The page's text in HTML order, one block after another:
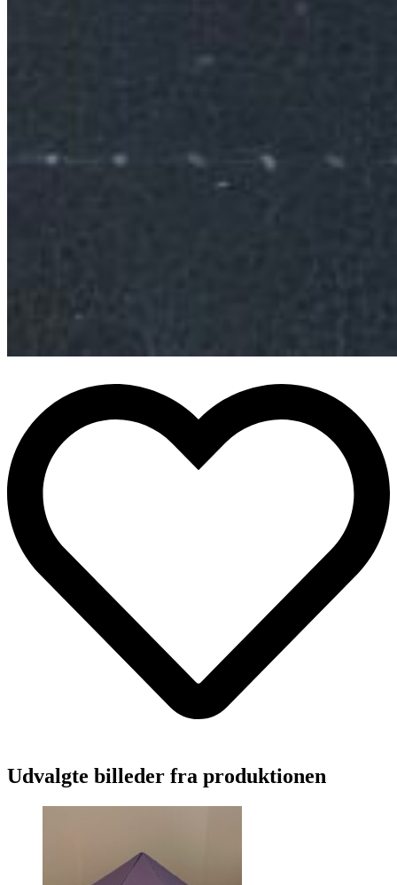
Udvalgte billeder fra produktionen